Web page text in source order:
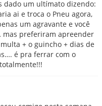
dado um ultímato dizendo:
ai e troca o Pneu agora,
um agravante e você
mas preferiram apreender
+ o guincho + dias de
é pra ferrar com o